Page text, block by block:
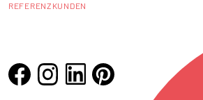
REFERENZKUNDEN